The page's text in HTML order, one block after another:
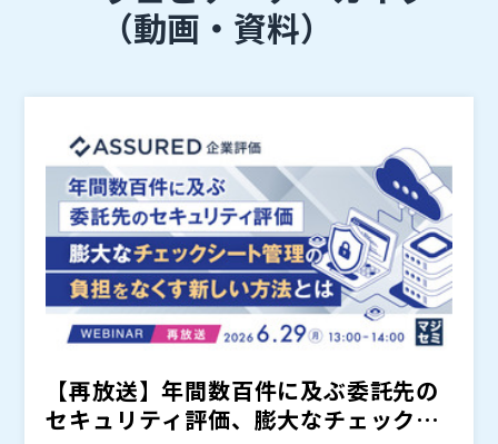
（動画・資料）
【再放送】年間数百件に及ぶ委託先の
セキュリティ評価、膨大なチェックシ